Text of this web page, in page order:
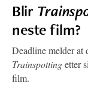
Blir
neste film?
Deadline melder at
Trainspottingetter
film.